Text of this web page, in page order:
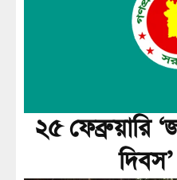
২৫ ফেব্রুয়ারি